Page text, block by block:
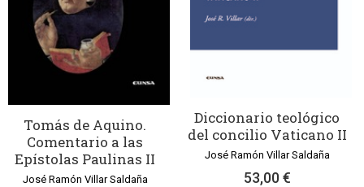
Tomás de Aquino.
Comentario a las
Epístolas Paulinas II
José Ramón Villar Saldaña
Diccionario teológico
del concilio Vaticano II
José Ramón Villar Saldaña
53,00 €